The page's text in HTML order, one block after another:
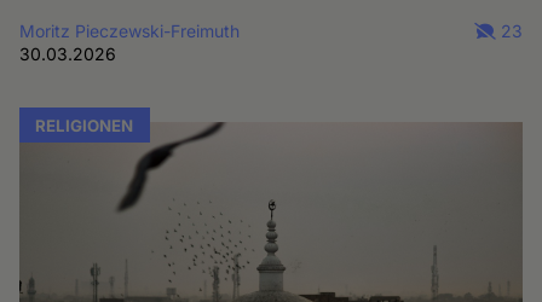
Moritz Pieczewski-Freimuth
30.03.2026
23
RELIGIONEN